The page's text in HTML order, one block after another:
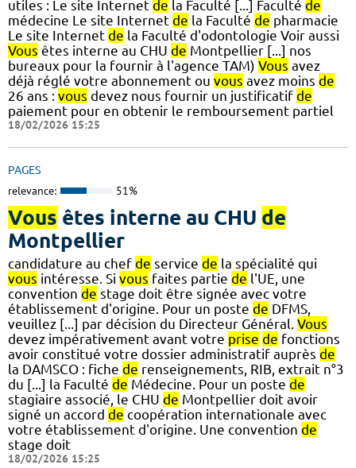
utiles : Le site Internet de la Faculté [...] Faculté de
médecine Le site Internet de la Faculté de pharmacie
Le site Internet de la Faculté d'odontologie Voir aussi
Vous êtes interne au CHU de Montpellier [...] nos
bureaux pour la fournir à l'agence TAM) Vous avez
déjà réglé votre abonnement ou vous avez moins de
26 ans : vous devez nous fournir un justificatif de
paiement pour en obtenir le remboursement partiel
18/02/2026 15:25
PAGES
relevance: 51%
Vous êtes interne au CHU de
Montpellier
candidature au chef de service de la spécialité qui
vous intéresse. Si vous faites partie de l'UE, une
convention de stage doit être signée avec votre
établissement d'origine. Pour un poste de DFMS,
veuillez [...] par décision du Directeur Général. Vous
devez impérativement avant votre prise de fonctions
avoir constitué votre dossier administratif auprès de
la DAMSCO : fiche de renseignements, RIB, extrait n°3
du [...] la Faculté de Médecine. Pour un poste de
stagiaire associé, le CHU de Montpellier doit avoir
signé un accord de coopération internationale avec
votre établissement d'origine. Une convention de
stage doit
18/02/2026 15:25